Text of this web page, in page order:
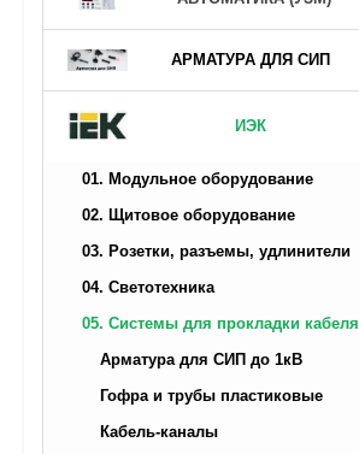
АРМАТУРА ДЛЯ СИП
ИЭК
01. Модульное оборудование
02. Щитовое оборудование
03. Розетки, разъемы, удлинители
04. Светотехника
05. Системы для прокладки кабеля
Арматура для СИП до 1кВ
Гофра и трубы пластиковые
Кабель-каналы